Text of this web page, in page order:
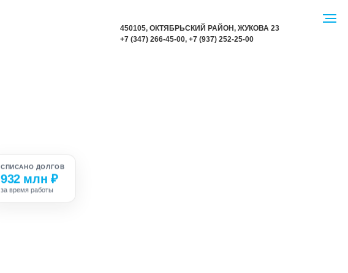
450105, ОКТЯБРЬСКИЙ РАЙОН, ЖУКОВА 23
+7 (347) 266-45-00, +7 (937) 252-25-00
СПИСАНО ДОЛГОВ
932 млн ₽
за время работы